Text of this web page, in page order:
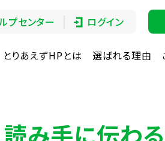
プセンター ログイン
とりあえずHPとは 選ばれる理由
み手に伝わ